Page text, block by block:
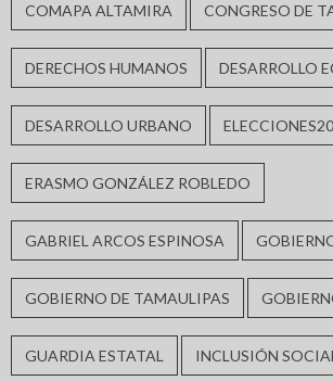
COMAPA ALTAMIRA CONGRESO DE
DERECHOS HUMANOS DESARROLLO
DESARROLLO URBANO
ERASMO GONZÁLEZ ROBLEDO
GABRIEL ARCOS ESPINOSA
GOBIERNO DE TAMAULIPAS
GUARDIA ESTATAL INCLUSIÓN SOCIAL